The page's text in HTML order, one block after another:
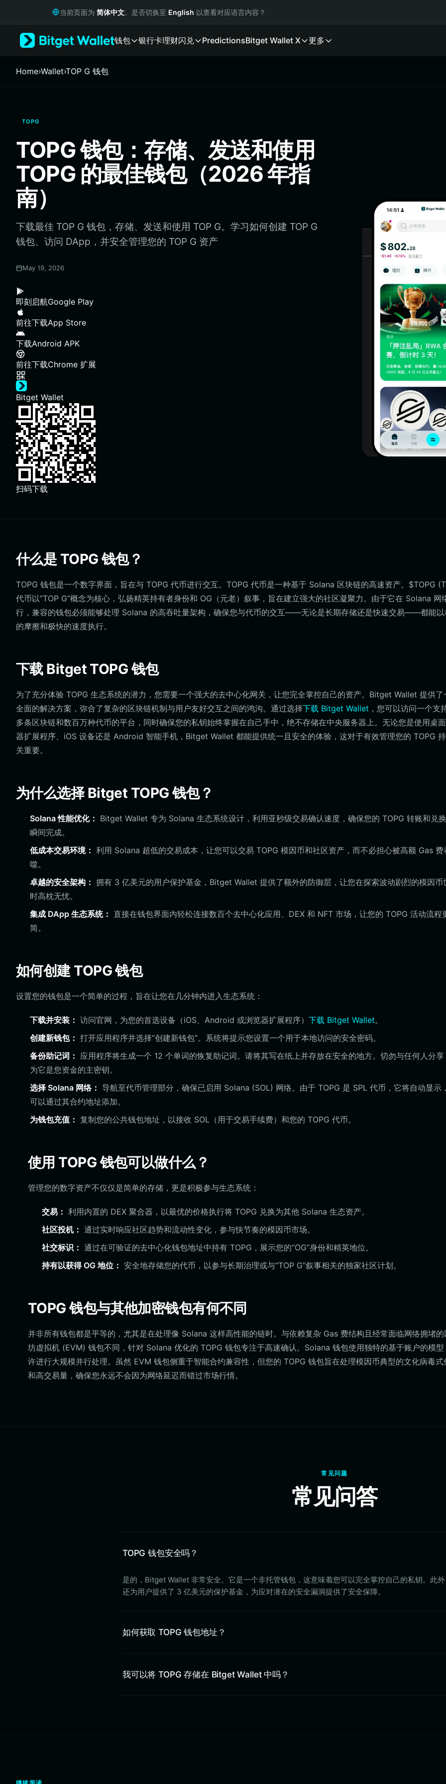
Русский
Italiano
繁體中文
Bahasa Indonesia
ภาษาไทย
Español
Português (Brasil)
Español (Argentina)
当前页面为 简体中文。是否切换至 English 以查看对应语言内容？
钱包 银行卡理财闪兑 PredictionsBitget Wallet X 更多
Home›Wallet›TOP G 钱包
TOPG
TOPG 钱包：存储、发送和使用
TOPG 的最佳钱包（2026 年指
南）
下载最佳 TOP G 钱包，存储、发送和使用 TOP G。学习如何创建 TOP G
钱包、访问 DApp，并安全管理您的 TOP G 资产
May 19, 2026
即刻启航Google Play
前往下载App Store
下载Android APK
前往下载Chrome 扩展
Bitget Wallet
扫码下载
什么是 TOPG 钱包？
TOPG 钱包是一个数字界面，旨在与 TOPG 代币进行交互。TOPG 代币是一种基于 Solana 区块链的高速资产。$TOPG
代币以“TOP G”概念为核心，弘扬精英持有者身份和 OG（元老）叙事，旨在建立强大的社区凝聚力。由于它在 Solana 网
行，兼容的钱包必须能够处理 Solana 的高吞吐量架构，确保您与代币的交互——无论是长期存储还是快速交易——都能以
的摩擦和极快的速度执行。
下载 Bitget TOPG 钱包
为了充分体验 TOPG 生态系统的潜力，您需要一个强大的去中心化网关，让您完全掌控自己的资产。Bitget Wallet 提供了
全面的解决方案，弥合了复杂的区块链机制与用户友好交互之间的鸿沟。通过选择下载 Bitget Wallet ，您可以访问一个支
多条区块链和数百万种代币的平台，同时确保您的私钥始终掌握在自己手中，绝不存储在中央服务器上。无论您是使用桌
器扩展程序、iOS 设备还是 Android 智能手机，Bitget Wallet 都能提供统一且安全的体验，这对于有效管理您的 TOPG
关重要。
为什么选择 Bitget TOPG 钱包？
Solana 性能优化： Bitget Wallet 专为 Solana 生态系统设计，利用亚秒级交易确认速度，确保您的 TOPG 转账和兑
瞬间完成。
低成本交易环境： 利用 Solana 超低的交易成本，让您可以交易 TOPG 模因币和社区资产，而不必担心被高额 Gas 费
噬。
卓越的安全架构： 拥有 3 亿美元的用户保护基金，Bitget Wallet 提供了额外的防御层，让您在探索波动剧烈的模因币
时高枕无忧。
集成 DApp 生态系统： 直接在钱包界面内轻松连接数百个去中心化应用、DEX 和 NFT 市场，让您的 TOPG 活动流程
简。
如何创建 TOPG 钱包
设置您的钱包是一个简单的过程，旨在让您在几分钟内进入生态系统：
下载并安装： 访问官网，为您的首选设备（iOS、Android 或浏览器扩展程序） 下载 Bitget Wallet。
创建新钱包： 打开应用程序并选择“创建新钱包”。系统将提示您设置一个用于本地访问的安全密码。
备份助记词： 应用程序将生成一个 12 个单词的恢复助记词。请将其写在纸上并存放在安全的地方。切勿与任何人分享
为它是您资金的主密钥。
选择 Solana 网络： 导航至代币管理部分，确保已启用 Solana (SOL) 网络。由于 TOPG 是 SPL 代币，它将自动显示
可以通过其合约地址添加。
为钱包充值： 复制您的公共钱包地址，以接收 SOL（用于交易手续费）和您的 TOPG 代币。
使用 TOPG 钱包可以做什么？
管理您的数字资产不仅仅是简单的存储，更是积极参与生态系统：
交易： 利用内置的 DEX 聚合器，以最优的价格执行将 TOPG 兑换为其他 Solana 生态资产。
社区投机： 通过实时响应社区趋势和流动性变化，参与快节奏的模因币市场。
社交标识： 通过在可验证的去中心化钱包地址中持有 TOPG，展示您的“OG”身份和精英地位。
持有以获得 OG 地位： 安全地存储您的代币，以参与长期治理或与“TOP G”叙事相关的独家社区计划。
TOPG 钱包与其他加密钱包有何不同
并非所有钱包都是平等的，尤其是在处理像 Solana 这样高性能的链时。与依赖复杂 Gas 费结构且经常面临网络拥堵的
坊虚拟机 (EVM) 钱包不同，针对 Solana 优化的 TOPG 钱包专注于高速确认。Solana 钱包使用独特的基于账户的模型
许进行大规模并行处理。虽然 EVM 钱包侧重于智能合约兼容性，但您的 TOPG 钱包旨在处理模因币典型的文化病毒式
和高交易量，确保您永远不会因为网络延迟而错过市场行情。
常见问题
常见问答
TOPG 钱包安全吗？
是的，Bitget Wallet 非常安全。它是一个非托管钱包，这意味着您可以完全掌控自己的私钥。此
还为用户提供了 3 亿美元的保护基金，为应对潜在的安全漏洞提供了安全保障。
如何获取 TOPG 钱包地址？
我可以将 TOPG 存储在 Bitget Wallet 中吗？